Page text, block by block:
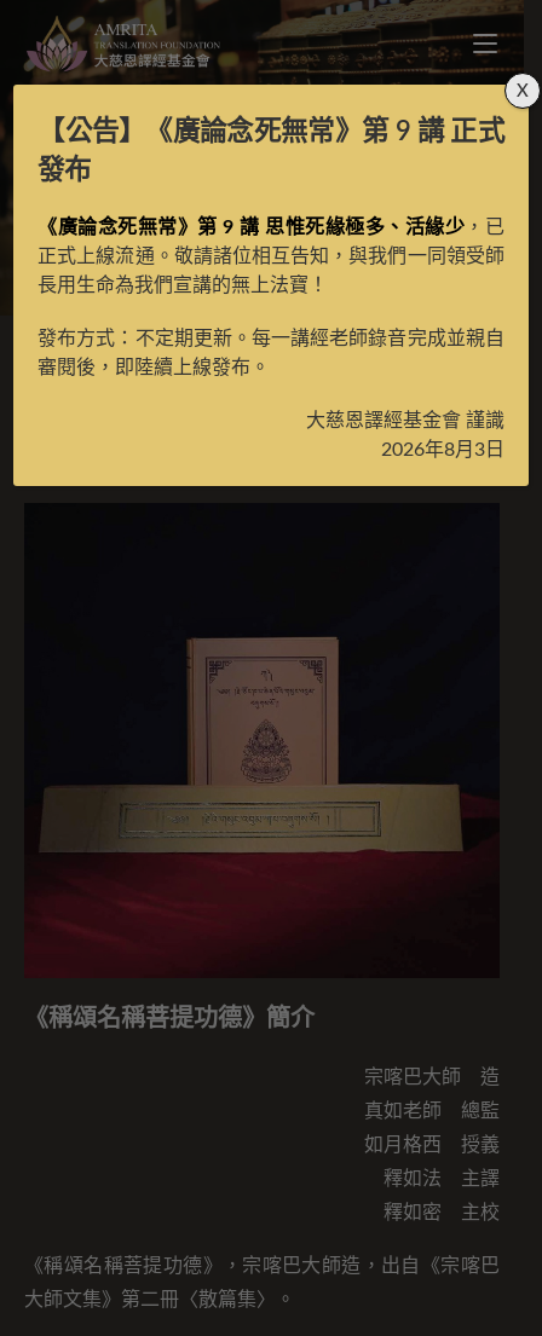
稱頌名稱菩提功德
> 月光藏 > 譯場檀越名錄
稱頌名稱菩提功德
《稱頌名稱菩提功德》簡介
宗喀巴大師 造
真如老師 總監
如月格西 授義
釋如法 主譯
釋如密 主校
《稱頌名稱菩提功德》，宗喀巴大師造，出自《宗喀巴
大師文集》第二冊〈散篇集〉。
【公告】 《廣論念死無常》第 9 講正式
發布
《廣論念死無常》第 9 講 思惟死緣極多、活緣少 ，已
正式上線流通。敬請諸位相互告知，與我們一同領受師
長用生命為我們宣講的無上法寶！
發布方式：不定期更新。每一講經老師錄音完成並親自
審閱後，即陸續上線發布。
大慈恩譯經基金會 謹識
2026年8月3日
X